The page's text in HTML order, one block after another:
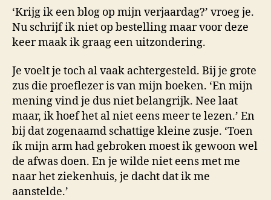
hartje
‘Krijg ik een blog op mijn verjaardag?’ vroeg je.
Nu schrijf ik niet op bestelling maar voor deze
keer maak ik graag een uitzondering.
Je voelt je toch al vaak achtergesteld. Bij je grote
zus die proeflezer is van mijn boeken. ‘En mijn
mening vind je dus niet belangrijk. Nee laat
maar, ik hoef het al niet eens meer te lezen.’ En
bij dat zogenaamd schattige kleine zusje. ‘Toen
ík mijn arm had gebroken moest ik gewoon wel
de afwas doen. En je wilde niet eens met me
naar het ziekenhuis, je dacht dat ik me
aanstelde.’